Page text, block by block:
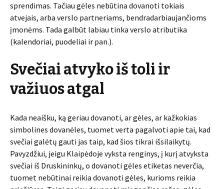
sprendimas. Tačiau gėles nebūtina dovanoti tokiais
atvejais, arba verslo partneriams, bendradarbiaujančioms
įmonėms. Tada galbūt labiau tinka verslo atributika
(kalendoriai, puodeliai ir pan.).
Svečiai atvyko iš toli ir
važiuos atgal
Kada neaišku, ką geriau dovanoti, ar gėles, ar kažkokias
simbolines dovanėles, tuomet verta pagalvoti apie tai, kad
svečiai galėtų gauti jas taip, kad šios tikrai išsilaikytų.
Pavyzdžiui, jeigu Klaipėdoje vyksta renginys, į kurį atvyksta
svečiai iš Druskininkų, o dovanoti gėles etiketas neverčia,
tuomet nebūtinai reikia dovanoti gėles, kurioms reikia